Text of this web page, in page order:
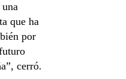
que ha
por
cerró.